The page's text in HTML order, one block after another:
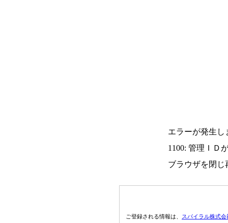
エラーが発生し
1100: 管理ＩＤ
ブラウザを閉じ
ご登録される情報は、 スパイラル株式会